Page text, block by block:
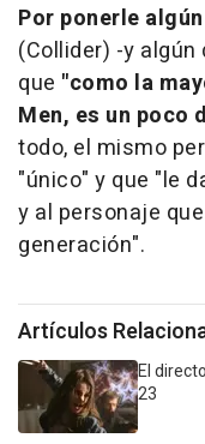
Por ponerle
(Collider) -y
que "como la
Men, es un poco
todo, el mismo
"único" y que "le
y al personaje
generación".
Artículos
El
23